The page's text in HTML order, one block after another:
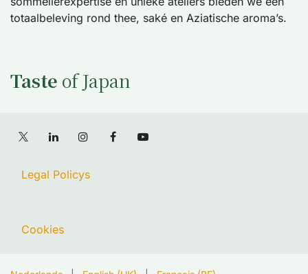
totaalbeleving rond thee, saké en Aziatische aroma’s.
Taste of Japan
Legal Policys
Cookies